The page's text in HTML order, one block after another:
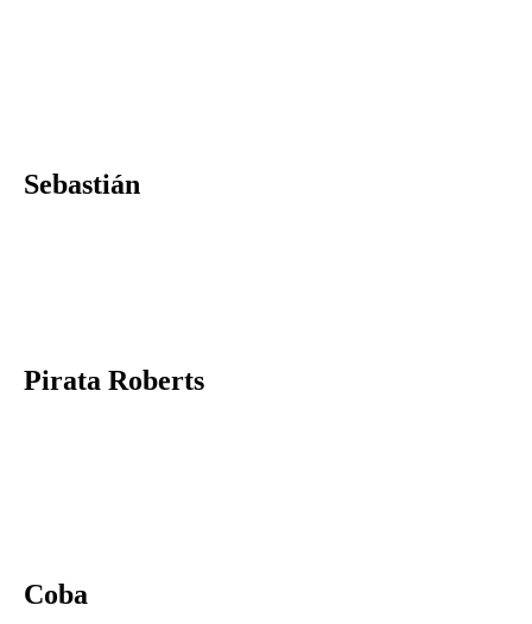
Sebastián
Pirata Roberts
Coba